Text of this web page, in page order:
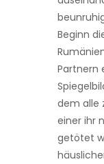
Beginn
Partnern
dem alle
einer ihr
getötet